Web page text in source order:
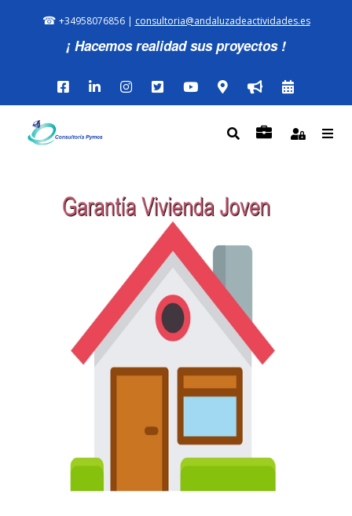
☎ +34958076856 | consultoria@andaluzadeactividades.es
¡ Hacemos realidad sus proyectos !